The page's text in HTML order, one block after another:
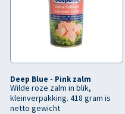
Deep Blue - Pink zalm
Wilde roze zalm in blik,
kleinverpakking. 418 gram is
netto gewicht